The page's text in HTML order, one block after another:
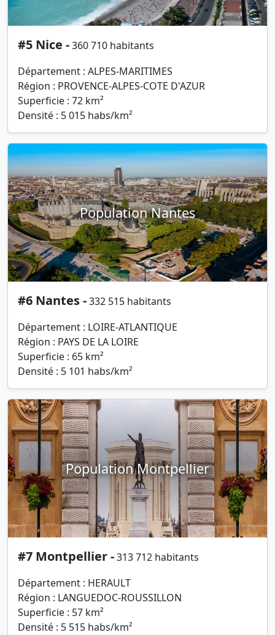
#5 Nice -360 710 habitants
Département : ALPES-MARITIMES
Région : PROVENCE-ALPES-COTE D'AZUR
Superficie : 72 km²
Densité : 5 015 habs/km²
Population Nantes
#6 Nantes -332 515 habitants
Département : LOIRE-ATLANTIQUE
Région : PAYS DE LA LOIRE
Superficie : 65 km²
Densité : 5 101 habs/km²
Population Montpellier
#7 Montpellier -313 712 habitants
Département : HERAULT
Région : LANGUEDOC-ROUSSILLON
Superficie : 57 km²
Densité : 5 515 habs/km²